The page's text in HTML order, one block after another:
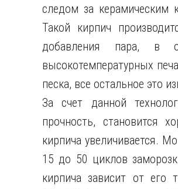
следом за керамическим
Такой кирпич
добавления пара, в
высокотемпературных
песка, все остальное это
За счет данной
прочность, становится
кирпича увеличивается.
15 до 50 циклов
кирпича зависит от его